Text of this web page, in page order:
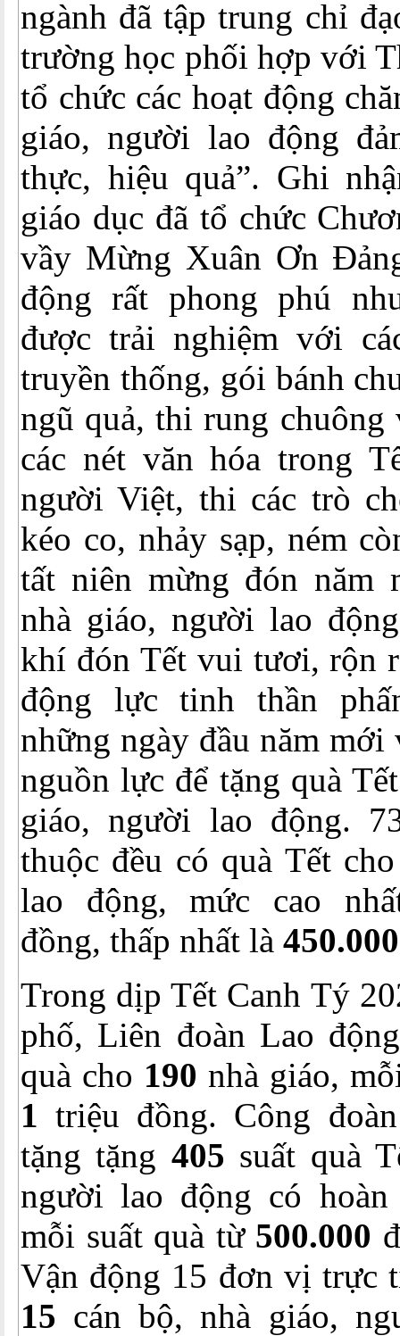
ngành đã tập trung chỉ
trường học phối hợp với
tổ chức các hoạt động
giáo, người lao động
thực, hiệu quả”. Ghi
giáo dục đã tổ chức
vầy Mừng Xuân Ơn
động rất phong phú
được trải nghiệm với
truyền thống, gói bánh
ngũ quả, thi rung chuông
các nét văn hóa trong
người Việt, thi các trò
kéo co, nhảy sạp, ném
tất niên mừng đón năm
nhà giáo, người lao
khí đón Tết vui tươi, rộn
động lực tinh thần
những ngày đầu năm
nguồn lực để tặng quà
giáo, người lao động.
thuộc đều có quà Tết
lao động, mức cao
đồng, thấp nhất là 450.000
Trong dịp Tết Canh Tý
phố, Liên đoàn Lao
quà cho 190 nhà giáo,
1 triệu đồng. Công
tặng tặng 405 suất quà
người lao động có
mỗi suất quà từ 500.000
Vận động 15 đơn vị trực
15 cán bộ, nhà giáo,